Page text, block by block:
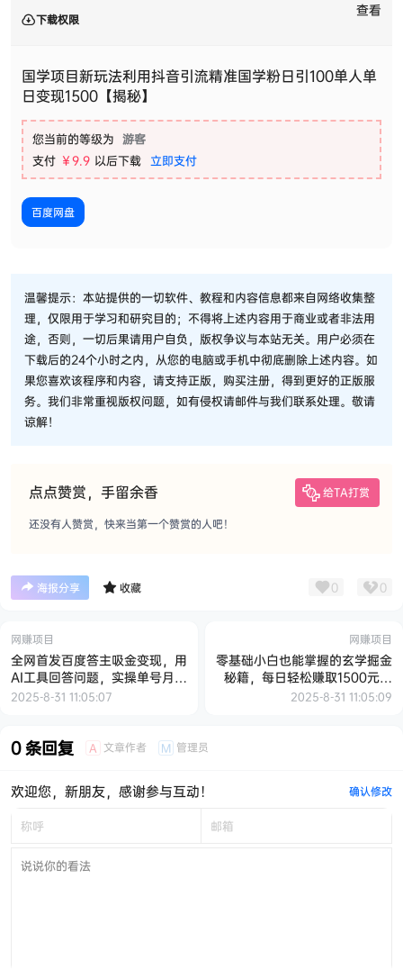
下载权限
查看
国学项目新玩法利用抖音引流精准国学粉日引100单人单
日变现1500【揭秘】
您当前的等级为 游客
支付 ￥9.9 以后下载 立即支付
百度网盘
温馨提示：本站提供的一切软件、教程和内容信息都来自网络收集整
理，仅限用于学习和研究目的；不得将上述内容用于商业或者非法用
途，否则，一切后果请用户自负，版权争议与本站无关。用户必须在
下载后的24个小时之内，从您的电脑或手机中彻底删除上述内容。如
果您喜欢该程序和内容，请支持正版，购买注册，得到更好的正版服
务。我们非常重视版权问题，如有侵权请邮件与我们联系处理。敬请
谅解！
点点赞赏，手留余香 给TA打赏
还没有人赞赏，快来当第一个赞赏的人吧！
海报分享 收藏 0 0
网赚项目
全网首发百度答主吸金变现，用
AI工具回答问题，实操单号月入
5000，多账号操作轻松实现月
2025-8-31 11:05:07
网赚项目
零基础小白也能掌握的玄学掘金
秘籍，每日轻松赚取1500元！
附带详细教学和引流技巧，快速
2025-8-31 11:05:09
0 条回复 A 文章作者 M 管理员
欢迎您，新朋友，感谢参与互动！ 确认修改